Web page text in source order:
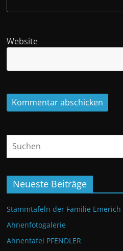
Website
Neueste Beiträge
Stammtafeln der Familie Emerich
Ahnenfotogalerie
Ahnentafel PFENDLER